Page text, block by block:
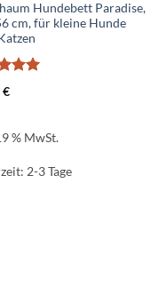
Hundebett Paradise,
cm, für kleine Hunde
von
€
% MwSt.
2-3 Tage